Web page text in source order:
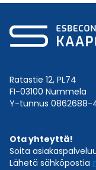
Ratastie 12, PL74
FI-03100 Nummela
Y-tunnus 0862688-
Ota yhteyttä!
Soita
Lähetä sähköpostia